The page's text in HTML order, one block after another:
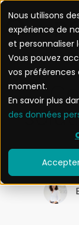
Nous utilisons
expérience de
et personnaliser
Vous pouvez
vos
moment.
En savoir plus
des données